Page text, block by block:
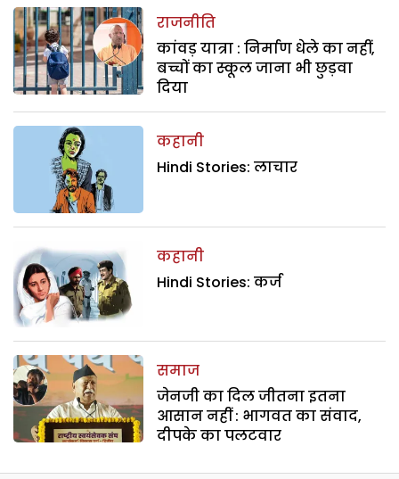
राजनीति
कांवड़ यात्रा : निर्माण धेले का नहीं,
बच्चों का स्कूल जाना भी छुड़वा
दिया
कहानी
Hindi Stories: लाचार
कहानी
Hindi Stories: कर्ज
समाज
जेनजी का दिल जीतना इतना
आसान नहीं : भागवत का संवाद,
दीपके का पलटवार